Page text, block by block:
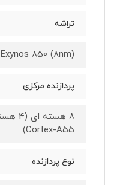
تراشه
Exynos 850 (8nm)
پردازنده مرکزی
Cortex-A55)
نوع پردازنده